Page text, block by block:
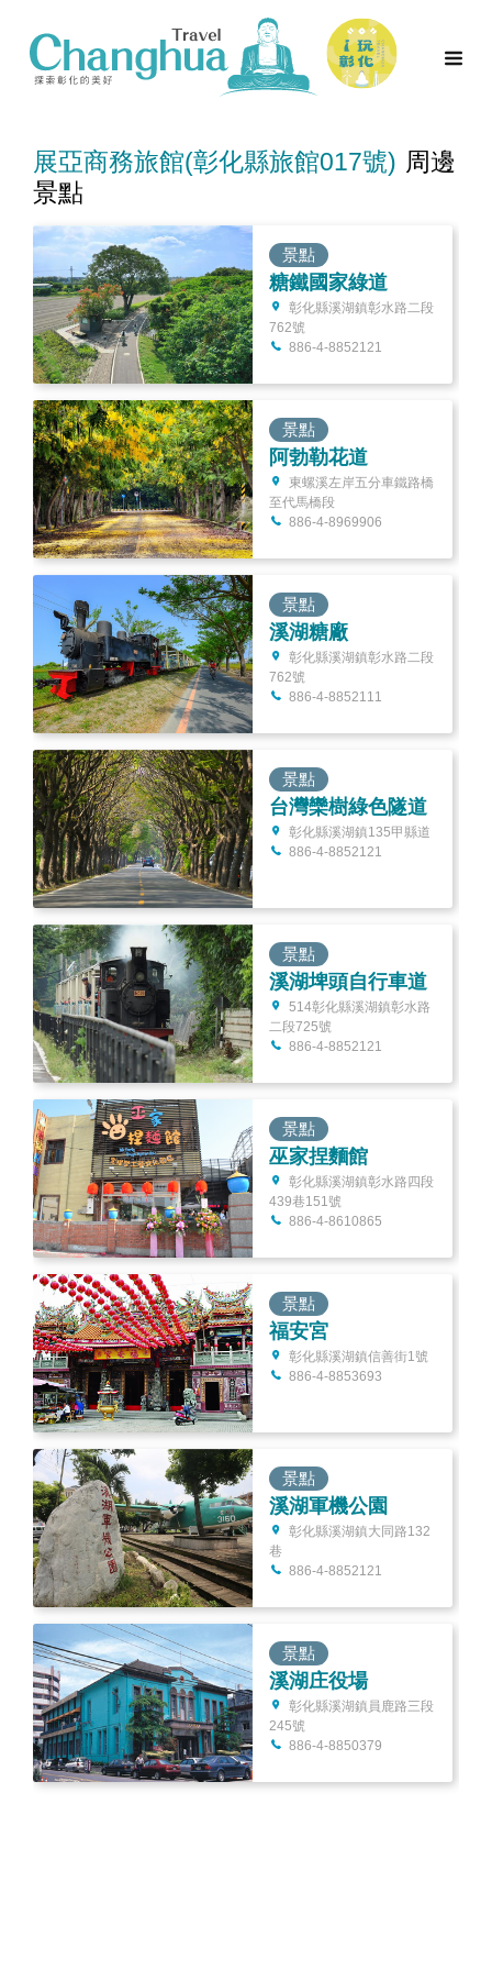
展亞商務旅館(彰化縣旅館017號) 周邊
景點
景點
糖鐵國家綠道
彰化縣溪湖鎮彰水路二段
762號
886-4-8852121
景點
阿勃勒花道
東螺溪左岸五分車鐵路橋
至代馬橋段
886-4-8969906
景點
溪湖糖廠
彰化縣溪湖鎮彰水路二段
762號
886-4-8852111
景點
台灣欒樹綠色隧道
彰化縣溪湖鎮135甲縣道
886-4-8852121
景點
溪湖埤頭自行車道
514彰化縣溪湖鎮彰水路
二段725號
886-4-8852121
景點
巫家捏麵館
彰化縣溪湖鎮彰水路四段
439巷151號
886-4-8610865
景點
福安宮
彰化縣溪湖鎮信善街1號
886-4-8853693
景點
溪湖軍機公園
彰化縣溪湖鎮大同路132
巷
886-4-8852121
景點
溪湖庄役場
彰化縣溪湖鎮員鹿路三段
245號
886-4-8850379